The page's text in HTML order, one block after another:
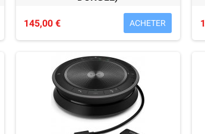
145,00 € ACHETER